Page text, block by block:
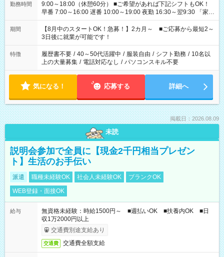
勤務時間
9:00～18:00（休憩60分） ■ご希望があれば下記シフトもOK！
早番 7:00～16:00 遅番 10:00～19:00 夜勤 16:30～翌9:30 「家族
と休みを合わせたい」 「余裕を持って夕飯の準備がしたい」
「できれば残業はしたくない」 など、ご希望を教えてください
ね。 ※Wワーク希望の方へ 今ご覧のお仕事で希望する勤務時間
と、もう1つのお仕事の勤務時間。 合計で週40時間を超える場
合は応募できません。
期間
【8月中のスタートOK！急募！】2カ月～ ■ご応募から最短2～
3日後に就業が可能です！
特徴 履歴書不要 / 40～50代活躍中 / 服装自由 / シフト勤務 / 10名以
上の大量募集 / 電話対応なし / パソコンスキル不要
気になる！ 応募する 詳細へ
掲載日：2026.08.09
未読
説明会参加で全員に【現金2千円相当プレゼン
ト】生活のお手伝い
派遣 職種未経験OK 社会人未経験OK
ブランクOK
WEB登録・面接OK
給与
無資格未経験：時給1500円～ ■週払いOK ■扶養内OK ■日
収1万2000円以上
交通費別途支給あり
交通費 交通費全額支給